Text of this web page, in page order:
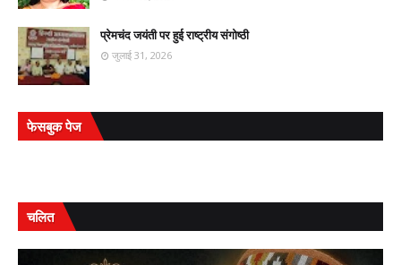
प्रेमचंद जयंती पर हुई राष्ट्रीय संगोष्ठी
जुलाई 31, 2026
फेसबुक पेज
चलित